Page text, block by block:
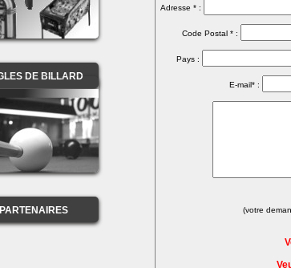
DE BILLARD
PARTENAIRES
Adresse * :
Code Postal * :
Pays :
E-mail* :
(votre